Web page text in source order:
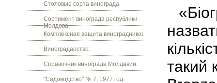
Столовые сорта винограда.
Сортимент винограда республики
Молдова.
Комплексная защита виноградников.
Виноградарство.
Справочник винограда Молдавии.
"Садоводство" № 7, 1977 год.
такий